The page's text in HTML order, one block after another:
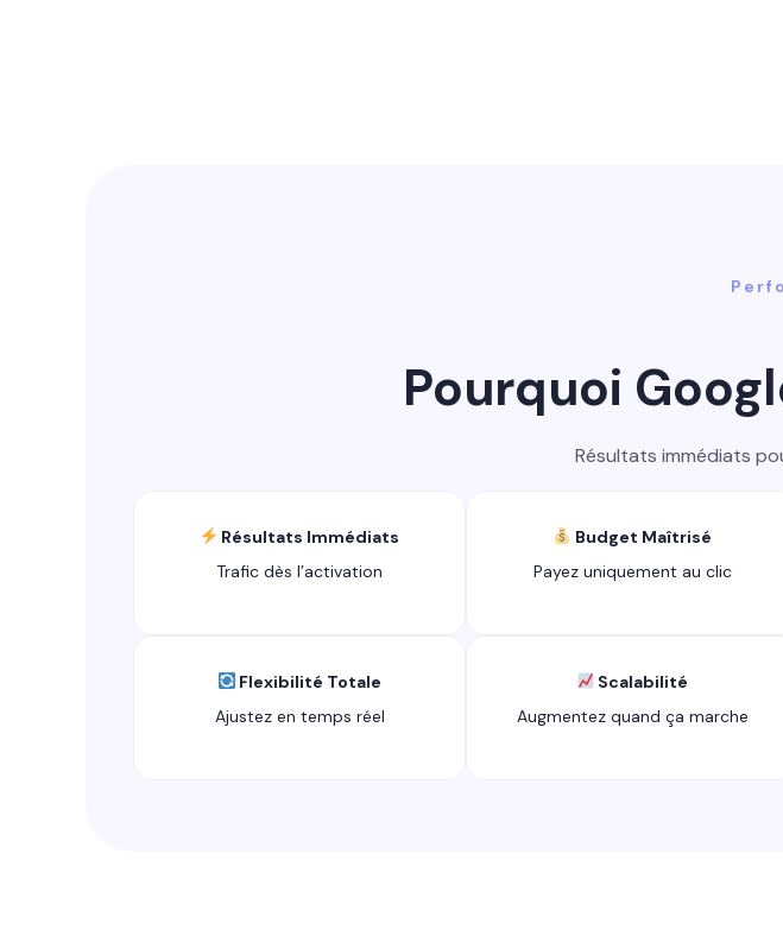
Pourquoi
Résultats immédiats
Résultats Immédiats
Trafic dès l’activation
Budget Maîtrisé
Payez uniquement au clic
Flexibilité Totale
Ajustez en temps réel
Scalabilité
Augmentez quand ça marche